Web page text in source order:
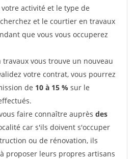
activité et le type de
et le courtier en travaux
que vous vous occuperez
vous trouve un nouveau
votre contrat, vous pourrez
de 10 à 15 % sur le
faire connaître auprès des
car s'ils doivent s'occuper
ou de rénovation, ils
proposer leurs propres artisans